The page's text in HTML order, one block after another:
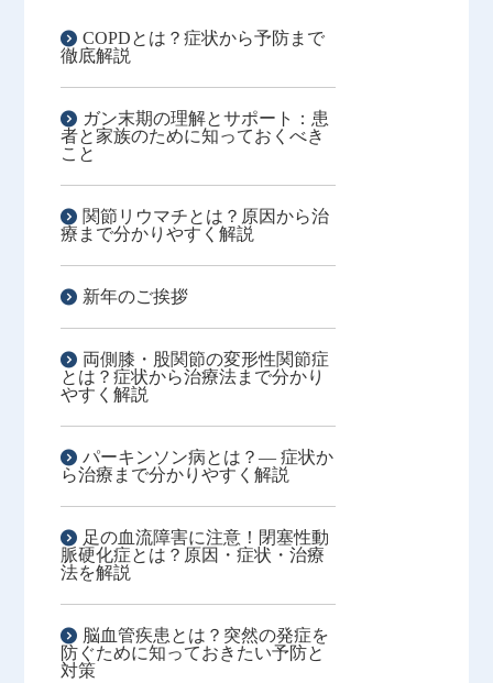
COPDとは？症状から予防まで
徹底解説
ガン末期の理解とサポート：患
者と家族のために知っておくべき
こと
関節リウマチとは？原因から治
療まで分かりやすく解説
新年のご挨拶
両側膝・股関節の変形性関節症
とは？症状から治療法まで分かり
やすく解説
パーキンソン病とは？― 症状か
ら治療まで分かりやすく解説
足の血流障害に注意！閉塞性動
脈硬化症とは？原因・症状・治療
法を解説
脳血管疾患とは？突然の発症を
防ぐために知っておきたい予防と
対策